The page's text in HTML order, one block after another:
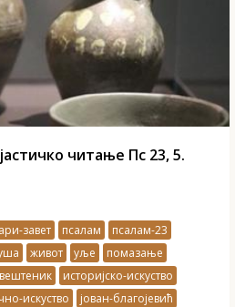
читање Пс 23, 5.
завет псалам
псалам-23
живот уље
помазање
историјско-искуство
искуство јован-благојевић